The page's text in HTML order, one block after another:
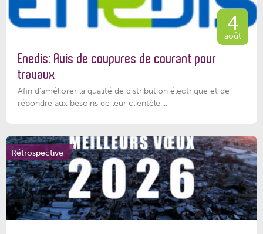
4
août
Enedis: Avis de coupures de courant pour
travaux
Afin d’améliorer la qualité de distribution électrique et de
répondre aux besoins de leur clientèle,...
Rétrospective